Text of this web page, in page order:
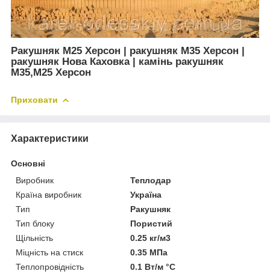
Ракушняк М25 Херсон | ракушняк М35 Херсон |
ракушняк Нова Каховка | камінь ракушняк
М35,М25 Херсон
Приховати
Характеристики
Основні
Виробник
Теплодар
Країна виробник
Україна
Тип
Ракушняк
Тип блоку
Пористий
Щільність
0.25 кг/м3
Міцність на стиск
0.35 МПа
Теплопровідність
0.1 Вт/м °С